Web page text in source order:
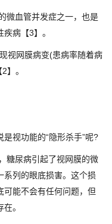
微血管并发症之一，也是
病【3】。
视网膜病变(患病率随着病
】。
视功能的“隐形杀手”呢?
糖尿病引起了视网膜的微
系列的眼底损害。这个损
可能不会有任何问题，但
。